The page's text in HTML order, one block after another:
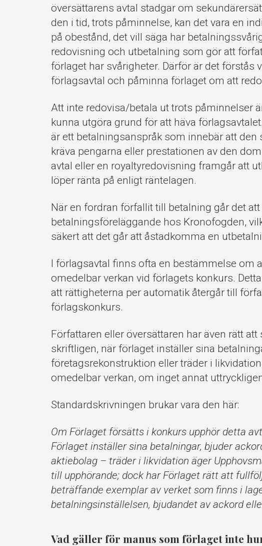
översättarens avtal stadgar om
den i tid, trots påminnelse, kan det vara en
på obestånd, det vill säga har
redovisning och utbetalning som gör att
förlaget har svårigheter. Därför är det förstås
förlagsavtal och påminna förlaget om att
Att inte redovisa/betala ut trots påminnelser
kunna utgöra grund för att häva
är ett betalningsanspråk som innebär att
kräva pengarna eller prestationen av den
avtal eller en royaltyredovisning framgår att
löper ränta på enligt räntelagen.
När en fordran förfallit till betalning går det
betalningsföreläggande hos Kronofogden,
säkert att det går att åstadkomma en
I förlagsavtal finns ofta en bestämmelse om
omedelbar verkan vid förlagets konkurs.
att rättigheterna per automatik återgår till
förlagskonkurs.
Författaren eller översättaren har även rätt
skriftligen, när förlaget inställer sina
företagsrekonstruktion eller träder i
omedelbar verkan, om inget annat
Standardskrivningen brukar vara den här:
Om Förlaget försätts i konkurs upphör detta
Förlaget inställer sina betalningar, bjuder
aktiebolag – träder i likvidation äger
till upphörande; dock har Förlaget rätt att
beträffande exemplar av verket som finns i
betalningsinställelsen, bjudandet av ackord
Vad gäller för manus som förlaget inte